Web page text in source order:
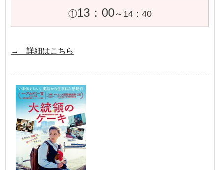
①13：00～14：40
→ 詳細はこちら